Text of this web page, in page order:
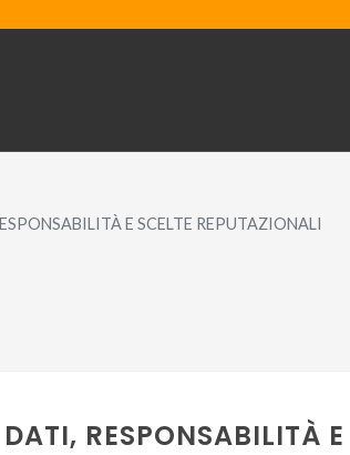
E SCELTE REPUTAZIONALI
RESPONSABILITÀ E